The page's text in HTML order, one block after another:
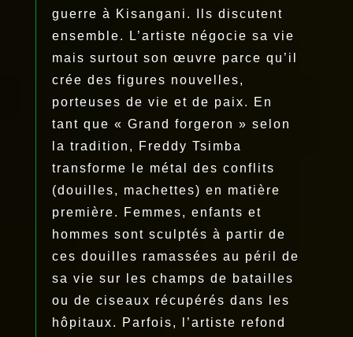
guerre à Kisangani. Ils discutent
ensemble. L’artiste négocie sa vie
mais surtout son œuvre parce qu’il
crée des figures nouvelles,
porteuses de vie et de paix. En
tant que « Grand forgeron » selon
la tradition, Freddy Tsimba
transforme le métal des conflits
(douilles, machettes) en matière
première. Femmes, enfants et
hommes sont sculptés à partir de
ces douilles ramassées au péril de
sa vie sur les champs de batailles
ou de ciseaux récupérés dans les
hôpitaux. Parfois, l’artiste refond